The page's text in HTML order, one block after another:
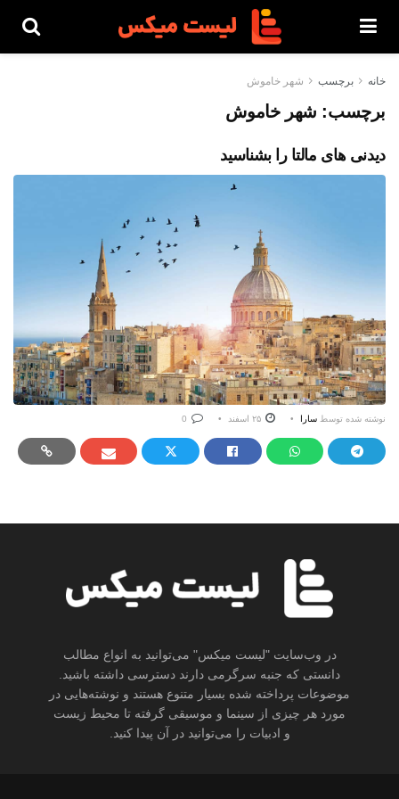
خانه برچسب شهر خاموش
برچسب: شهر خاموش
دیدنی های مالتا را بشناسید
نوشته شده توسط سارا
در وب‌سایت "لیست میکس" می‌توانید به انواع مطالب
دانستی که جنبه سرگرمی دارند دسترسی داشته باشید.
موضوعات پرداخته شده بسیار متنوع هستند و نوشته‌هایی در
مورد هر چیزی از سینما و موسیقی گرفته تا محیط زیست
و ادبیات را می‌توانید در آن پیدا کنید.